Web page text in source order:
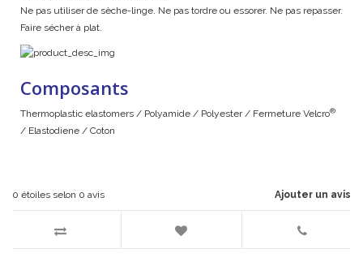
Ne pas utiliser de sèche-linge. Ne pas tordre ou essorer. Ne pas repasser.
Faire sécher à plat.
Composants
Thermoplastic elastomers / Polyamide / Polyester / Fermeture Velcro®
/ Elastodiene / Coton
Ajouter un avis
0 étoiles selon 0 avis